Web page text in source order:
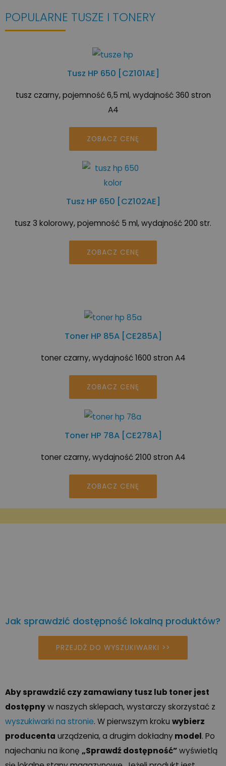
POPULARNE TUSZE I TONERY
Tusz HP 650 [CZ101AE]
tusz czarny, pojemność 6,5 ml, wydajność 360 stron
A4
ZOBACZ CENĘ
Tusz HP 650 [CZ102AE]
tusz 3 kolorowy, pojemność 5 ml, wydajność 200 str.
ZOBACZ CENĘ
Toner HP 85A [CE285A]
toner czarny, wydajność 1600 stron A4
ZOBACZ CENĘ
Toner HP 78A [CE278A]
toner czarny, wydajność 2100 stron A4
ZOBACZ CENĘ
Jak sprawdzić dostępność lokalną produktów?
PRZEJDŹ DO WYSZUKIWARKI >>
Aby sprawdzić czy zamawiany tusz lub toner jest
dostępnyw naszych sklepach, wystarczy skorzystać z
wyszukiwarki na stronie. W pierwszym kroku wybierz
producenta urządzenia, a drugim dokładnymodel. Po
najechaniu na ikonę „Sprawdź dostępność”wyświetlą